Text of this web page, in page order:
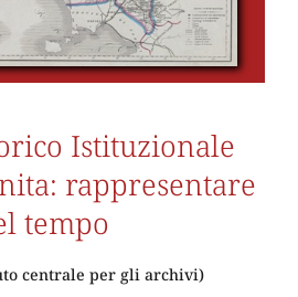
Istituzionale
rappresentare
tempo
centrale per gli archivi)